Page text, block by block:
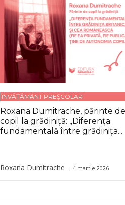
ÎNVĂȚĂMÂNT PREȘCOLAR
Roxana Dumitrache, părinte de
copil la grădiniță: „Diferența
fundamentală între grădinița...
Roxana Dumitrache - 4 martie 2026